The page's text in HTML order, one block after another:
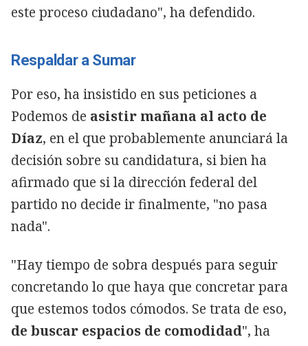
este proceso ciudadano", ha defendido.
Respaldar a Sumar
Por eso, ha insistido en sus peticiones a
Podemos de asistir mañana al acto de
Díaz, en el que probablemente anunciará la
decisión sobre su candidatura, si bien ha
afirmado que si la dirección federal del
partido no decide ir finalmente, "no pasa
nada".
"Hay tiempo de sobra después para seguir
concretando lo que haya que concretar para
que estemos todos cómodos. Se trata de eso,
de buscar espacios de comodidad", ha